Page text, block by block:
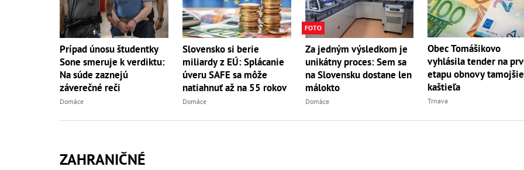
Prípad únosu študentky
Sone smeruje k verdiktu:
Na súde zaznejú
záverečné reči
Domáce
Slovensko si berie
miliardy z EÚ: Splácanie
úveru SAFE sa môže
natiahnuť až na 55 rokov
Domáce
FOTO
Za jedným výsledkom je
unikátny proces: Sem sa
na Slovensku dostane len
málokto
Domáce
Obec Tomášikovo
vyhlásila tender na
etapu obnovy
kaštieľa
Trnava
ZAHRANIČNÉ